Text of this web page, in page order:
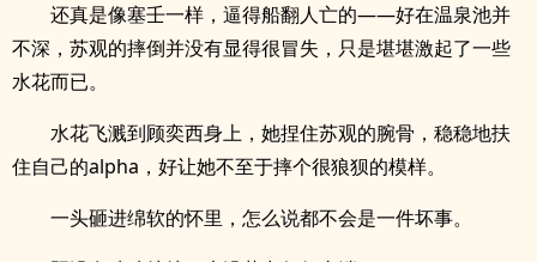
还真是像塞壬一样，逼得船翻人亡的——好在温泉池并
不深，苏观的摔倒并没有显得很冒失，只是堪堪激起了一些
水花而已。
水花飞溅到顾奕西身上，她捏住苏观的腕骨，稳稳地扶
住自己的alpha，好让她不至于摔个很狼狈的模样。
一头砸进绵软的怀里，怎么说都不会是一件坏事。